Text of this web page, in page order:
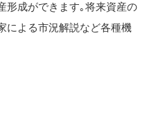
形成ができます｡将来資産の
による市況解説など各種機